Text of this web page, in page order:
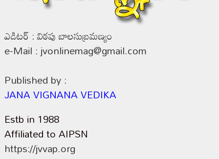
ఎడిటర్ : విఠపు బాలసుబ్రమణ్యం
e-Mail : jvonlinemag@gmail.com
Published by :
JANA VIGNANA VEDIKA
Estb in 1988
Affiliated to AIPSN
https://jvvap.org